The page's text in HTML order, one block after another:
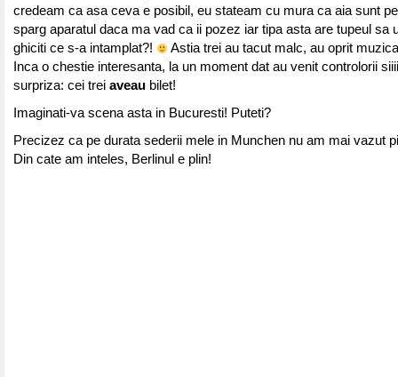
credeam ca asa ceva e posibil, eu stateam cu mura ca aia sunt
sparg aparatul daca ma vad ca ii pozez iar tipa asta are tupeul sa
ghiciti ce s-a intamplat?!
Astia trei au tacut malc, au oprit
Inca o chestie interesanta, la un moment dat au venit
surpriza: cei trei aveau bilet!
Imaginati-va scena asta in Bucuresti! Puteti?
Precizez ca pe durata sederii mele in Munchen nu am mai vazut
Din cate am inteles, Berlinul e plin!